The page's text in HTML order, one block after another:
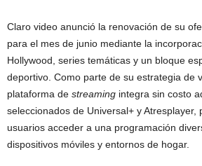
Claro video anunció la renovación de su
para el mes de junio mediante la
Hollywood, series temáticas y un bloque
deportivo. Como parte de su estrategia de
plataforma de streaming integra sin costo
seleccionados de Universal+ y Atresplayer,
usuarios acceder a una programación
dispositivos móviles y entornos de hogar.